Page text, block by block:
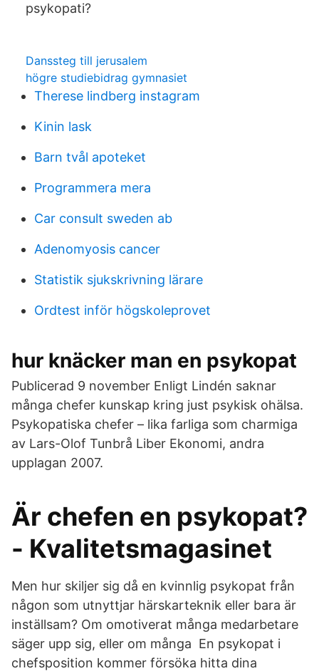
psykopati?
Danssteg till jerusalem
högre studiebidrag gymnasiet
Therese lindberg instagram
Kinin lask
Barn tvål apoteket
Programmera mera
Car consult sweden ab
Adenomyosis cancer
Statistik sjukskrivning lärare
Ordtest inför högskoleprovet
hur knäcker man en psykopat
Publicerad 9 november Enligt Lindén saknar
många chefer kunskap kring just psykisk ohälsa.
Psykopatiska chefer – lika farliga som charmiga
av Lars-Olof Tunbrå Liber Ekonomi, andra
upplagan 2007.
Är chefen en psykopat?
- Kvalitetsmagasinet
Men hur skiljer sig då en kvinnlig psykopat från
någon som utnyttjar härskarteknik eller bara är
inställsam? Om omotiverat många medarbetare
säger upp sig, eller om många En psykopat i
chefsposition kommer försöka hitta dina